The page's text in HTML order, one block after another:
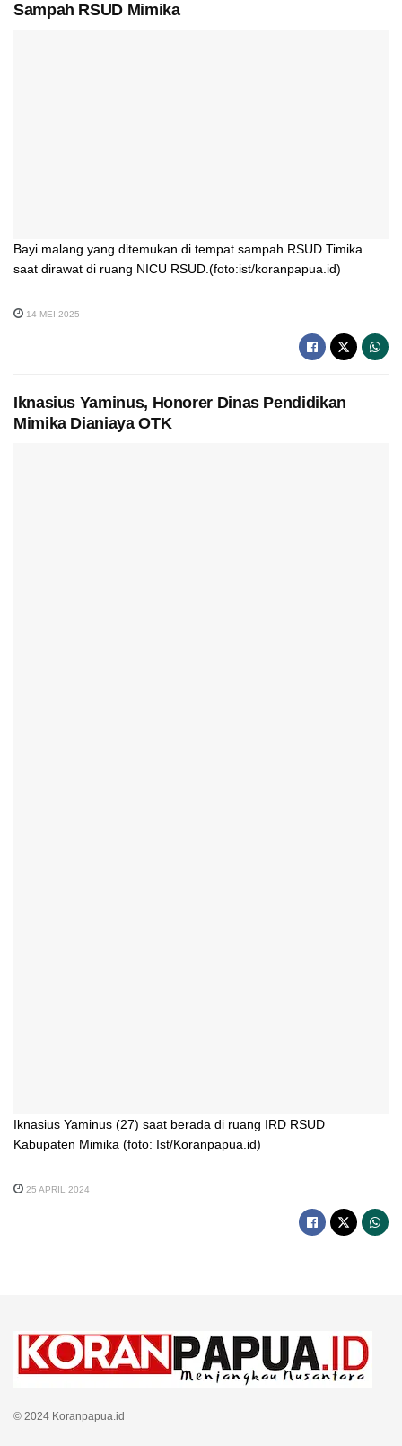
Sampah RSUD Mimika
Bayi malang yang ditemukan di tempat sampah RSUD Timika
saat dirawat di ruang NICU RSUD.(foto:ist/koranpapua.id)
14 MEI 2025
Iknasius Yaminus, Honorer Dinas Pendidikan
Mimika Dianiaya OTK
Iknasius Yaminus (27) saat berada di ruang IRD RSUD
Kabupaten Mimika (foto: Ist/Koranpapua.id)
25 APRIL 2024
© 2024 Koranpapua.id